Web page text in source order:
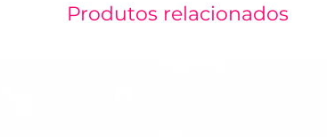
Produtos relacionados